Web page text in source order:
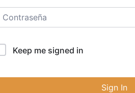
Keep me signed in
Sign In